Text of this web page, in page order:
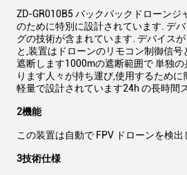
ZD-GR010B5 バックパックドローンジ
のために特別に設計されています. デ
グの技術が含まれています. デバイス
と,装置はドローンのリモコン制御信
遮断します1000mの遮断範囲で 単独
ります人々が持ち運び,使用するために
軽量で設計されています24h の長時間
2機能
この装置は自動で FPV ドローンを検
3技術仕様